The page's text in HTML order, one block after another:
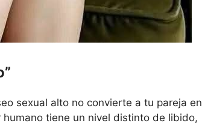
sexual alto no convierte a tu pareja en
humano tiene un nivel distinto de libido,